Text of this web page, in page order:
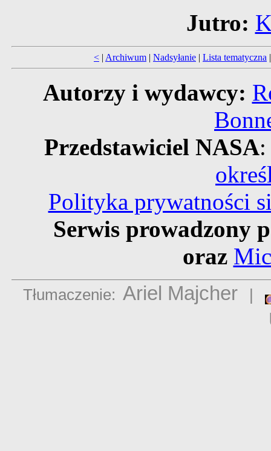
Jutro:
< | Archiwum | Nadsyłanie | Lista tematyczna
Autorzy i wydawcy:
Przedstawiciel NASA
Polityka prywatności
Serwis prowadzony
oraz
Tłumaczenie: Ariel Majcher |